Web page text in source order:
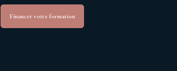
Financer votre formation